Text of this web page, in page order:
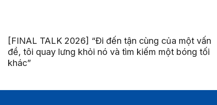
[FINAL TALK 2026] “Đi đến tận cùng của một vấn
đề, tôi quay lưng khỏi nó và tìm kiếm một bóng tối
khác”